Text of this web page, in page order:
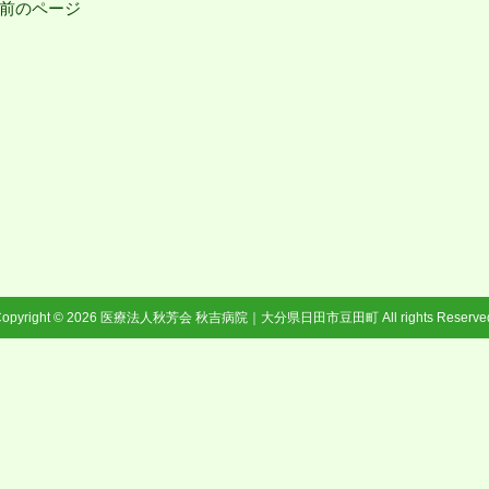
のページ
© 2026 医療法人秋芳会 秋吉病院｜大分県日田市豆田町All rights